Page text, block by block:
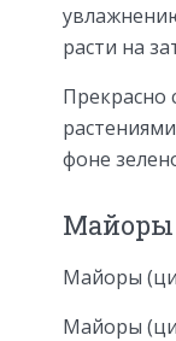
расти на
Прекрасно
фоне
Майоры
Майоры
Майоры